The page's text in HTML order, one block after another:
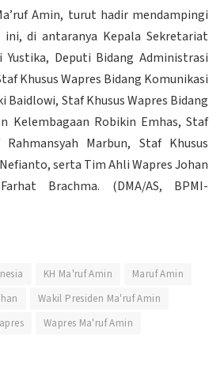
Amin, turut hadir mendampingi
ini, di antaranya Kepala Sekretariat
Yustika, Deputi Bidang Administrasi
Khusus Wapres Bidang Komunikasi
Baidlowi, Staf Khusus Wapres Bidang
Kelembagaan Robikin Emhas, Staf
Marbun, Staf Khusus
serta Tim Ahli Wapres Johan
Brachma. (DMA/AS, BPMI-
KH Ma'ruf Amin
Maruf Amin
Wakil Presiden Ma'ruf Amin
Wapres Ma'ruf Amin